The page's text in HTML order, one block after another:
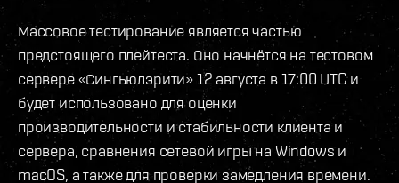
Массовое тестирование является частью
предстоящего плейтеста. Оно начнётся на тестовом
сервере «Сингьюлэрити» 12 августа в 17:00 UTC и
будет использовано для оценки
производительности и стабильности клиента и
сервера, сравнения сетевой игры на Windows и
macOS, а также для проверки замедления времени.